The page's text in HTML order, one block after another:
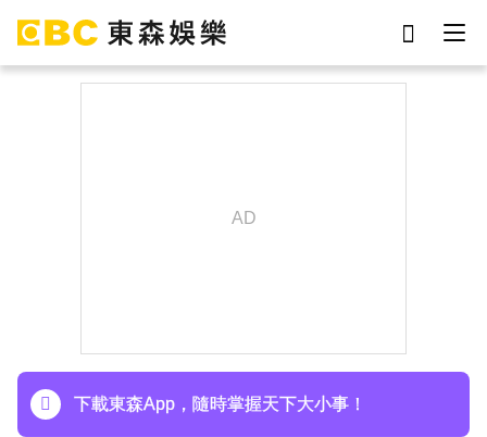
下載東森App，隨時掌握天下大小事！